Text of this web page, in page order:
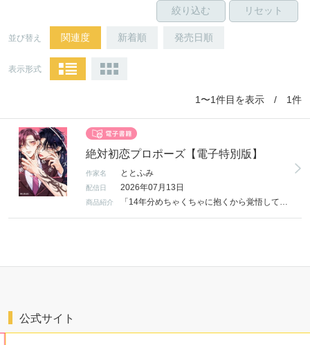
並び替え 関連度 新着順 発売日順
表示形式
1〜1件目を表示 / 1件
絶対初恋プロポーズ【電子特別版】
作家名 ととふみ
配信日 2026年07月13日
商品紹介 「14年分めちゃくちゃに抱くから覚悟して」 恋愛経験ゼロの社畜・晴臣（32）の前に突然現れた刺青バチバチ男・千晶（20）。 見知らぬ男だと警戒する晴臣だったが、なんと千晶は、昔仲良くしていた お隣の男の子だった！ 千晶は14年前の《結婚の約束》を理由に、晴臣にめちゃくちゃ迫ってきて…!? 成長攻の一途な愛が重すぎる！ 年の差12歳・再会ラブコメ開幕。 電子書籍は雑誌掲載時のカラーページを再現＆描き下ろしマンガ1Pを収録。
公式サイト